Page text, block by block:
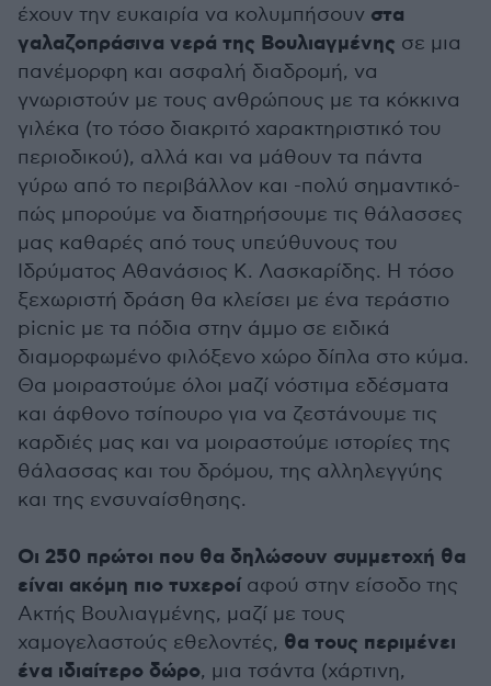
έχουν την ευκαιρία να κολυμπήσουν στα
γαλαζοπράσινα νερά της Βουλιαγμένης σε μια
πανέμορφη και ασφαλή διαδρομή, να
γνωριστούν με τους ανθρώπους με τα κόκκινα
γιλέκα (το τόσο διακριτό χαρακτηριστικό του
περιοδικού), αλλά και να μάθουν τα πάντα
γύρω από το περιβάλλον και -πολύ σημαντικό-
πώς μπορούμε να διατηρήσουμε τις θάλασσες
μας καθαρές από τους υπεύθυνους του
Ιδρύματος Αθανάσιος Κ. Λασκαρίδης. Η τόσο
ξεχωριστή δράση θα κλείσει με ένα τεράστιο
picnic με τα πόδια στην άμμο σε ειδικά
διαμορφωμένο φιλόξενο χώρο δίπλα στο κύμα.
Θα μοιραστούμε όλοι μαζί νόστιμα εδέσματα
και άφθονο τσίπουρο για να ζεστάνουμε τις
καρδιές μας και να μοιραστούμε ιστορίες της
θάλασσας και του δρόμου, της αλληλεγγύης
και της ενσυναίσθησης.
Οι 250 πρώτοι που θα δηλώσουν συμμετοχή θα
είναι ακόμη πιο τυχεροίαφού στην είσοδο της
Ακτής Βουλιαγμένης, μαζί με τους
χαμογελαστούς εθελοντές, θα τους περιμένει
ένα ιδιαίτερο δώρο, μια τσάντα (χάρτινη,